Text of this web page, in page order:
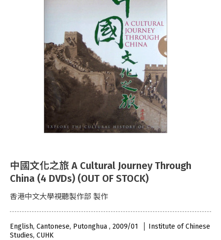
中國文化之旅 A Cultural Journey Through
China (4 DVDs) (OUT OF STOCK)
香港中文大學視聽製作部 製作
English, Cantonese, Putonghua , 2009/01
Institute of Chinese
Studies, CUHK